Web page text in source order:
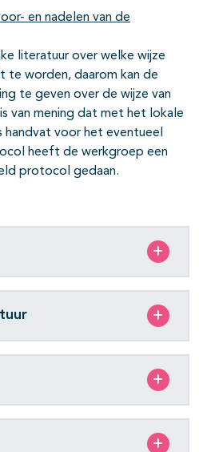
en nadelen van de
literatuur over welke wijze
te worden, daarom kan de
te geven over de wijze van
van mening dat met het lokale
voor het eventueel
heeft de werkgroep een
protocol gedaan.